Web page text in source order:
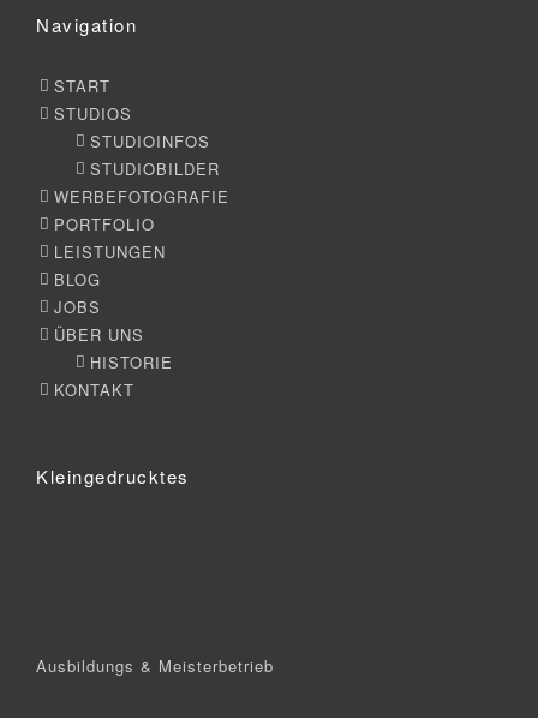
Navigation
START
STUDIOS
STUDIOINFOS
STUDIOBILDER
WERBEFOTOGRAFIE
PORTFOLIO
LEISTUNGEN
BLOG
JOBS
ÜBER UNS
HISTORIE
KONTAKT
Kleingedrucktes
Ausbildungs & Meisterbetrieb